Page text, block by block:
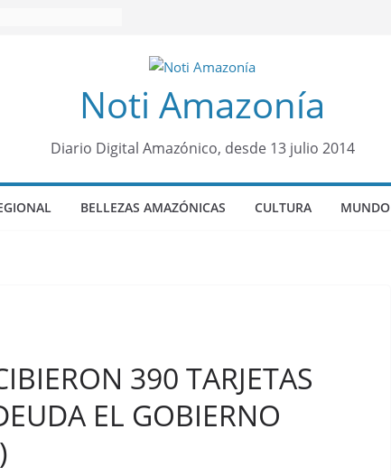
Noti Amazonía
Diario Digital Amazónico, desde 13 julio 2014
BELLEZAS AMAZÓNICAS CULTURA MUNDO
390 TARJETAS
EL GOBIERNO